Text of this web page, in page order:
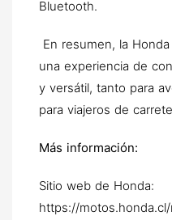
Bluetooth.
En resumen, la
una experiencia de
y versátil, tanto para
para viajeros de
Más información:
Sitio web de Honda:
https://